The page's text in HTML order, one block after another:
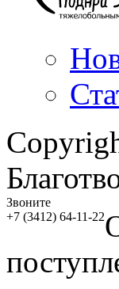
Звоните
+7 (3412) 64-11-22